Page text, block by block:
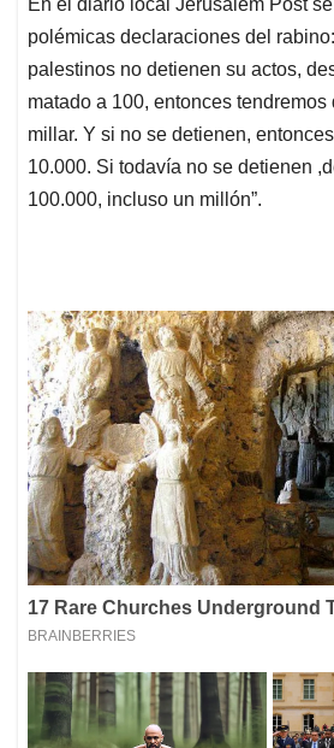
En el diario local Jerusalem Post
polémicas declaraciones del
palestinos no detienen su actos,
matado a 100, entonces tendremos
millar. Y si no se detienen,
10.000. Si todavía no se detienen
100.000, incluso un millón”.